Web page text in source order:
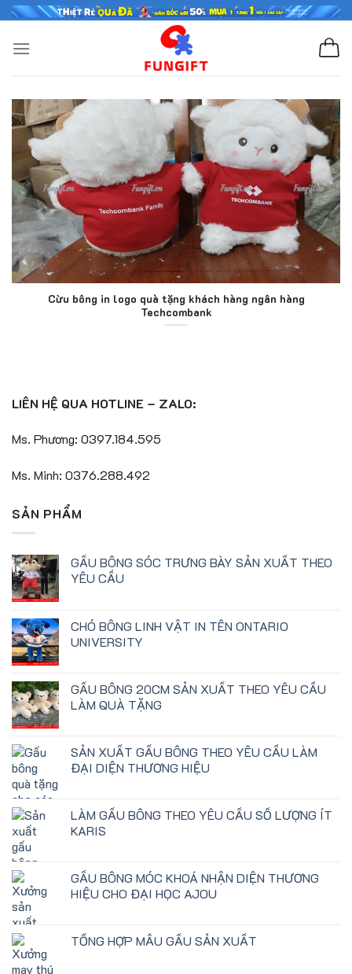
Skip
content
Cừu bông in logo quà tặng khách hàng ngân hàng
Techcombank
LIÊN HỆ QUA HOTLINE – ZALO:
Ms. Phương: 0397.184.595
Ms. Minh: 0376.288.492
SẢN PHẨM
GẤU BÔNG SÓC TRƯNG BÀY SẢN XUẤT THEO
YÊU CẦU
CHÓ BÔNG LINH VẬT IN TÊN ONTARIO
UNIVERSITY
GẤU BÔNG 20CM SẢN XUẤT THEO YÊU CẦU
LÀM QUÀ TẶNG
SẢN XUẤT GẤU BÔNG THEO YÊU CẦU LÀM
ĐẠI DIỆN THƯƠNG HIỆU
LÀM GẤU BÔNG THEO YÊU CẦU SỐ LƯỢNG ÍT
KARIS
GẤU BÔNG MÓC KHOÁ NHẬN DIỆN THƯƠNG
HIỆU CHO ĐẠI HỌC AJOU
TỔNG HỢP MẪU GẤU SẢN XUẤT